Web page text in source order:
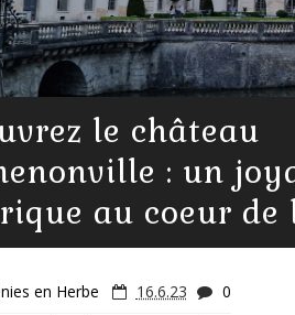
le château
: un
au coeur de
en Herbe 16.6.23 0